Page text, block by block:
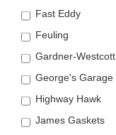
Fast Eddy
Feuling
Gardner-Westcott
George's Garage
Highway Hawk
James Gaskets